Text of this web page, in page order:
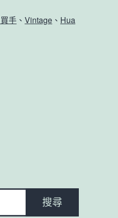
手 、 Vintage 、 Hua
搜尋